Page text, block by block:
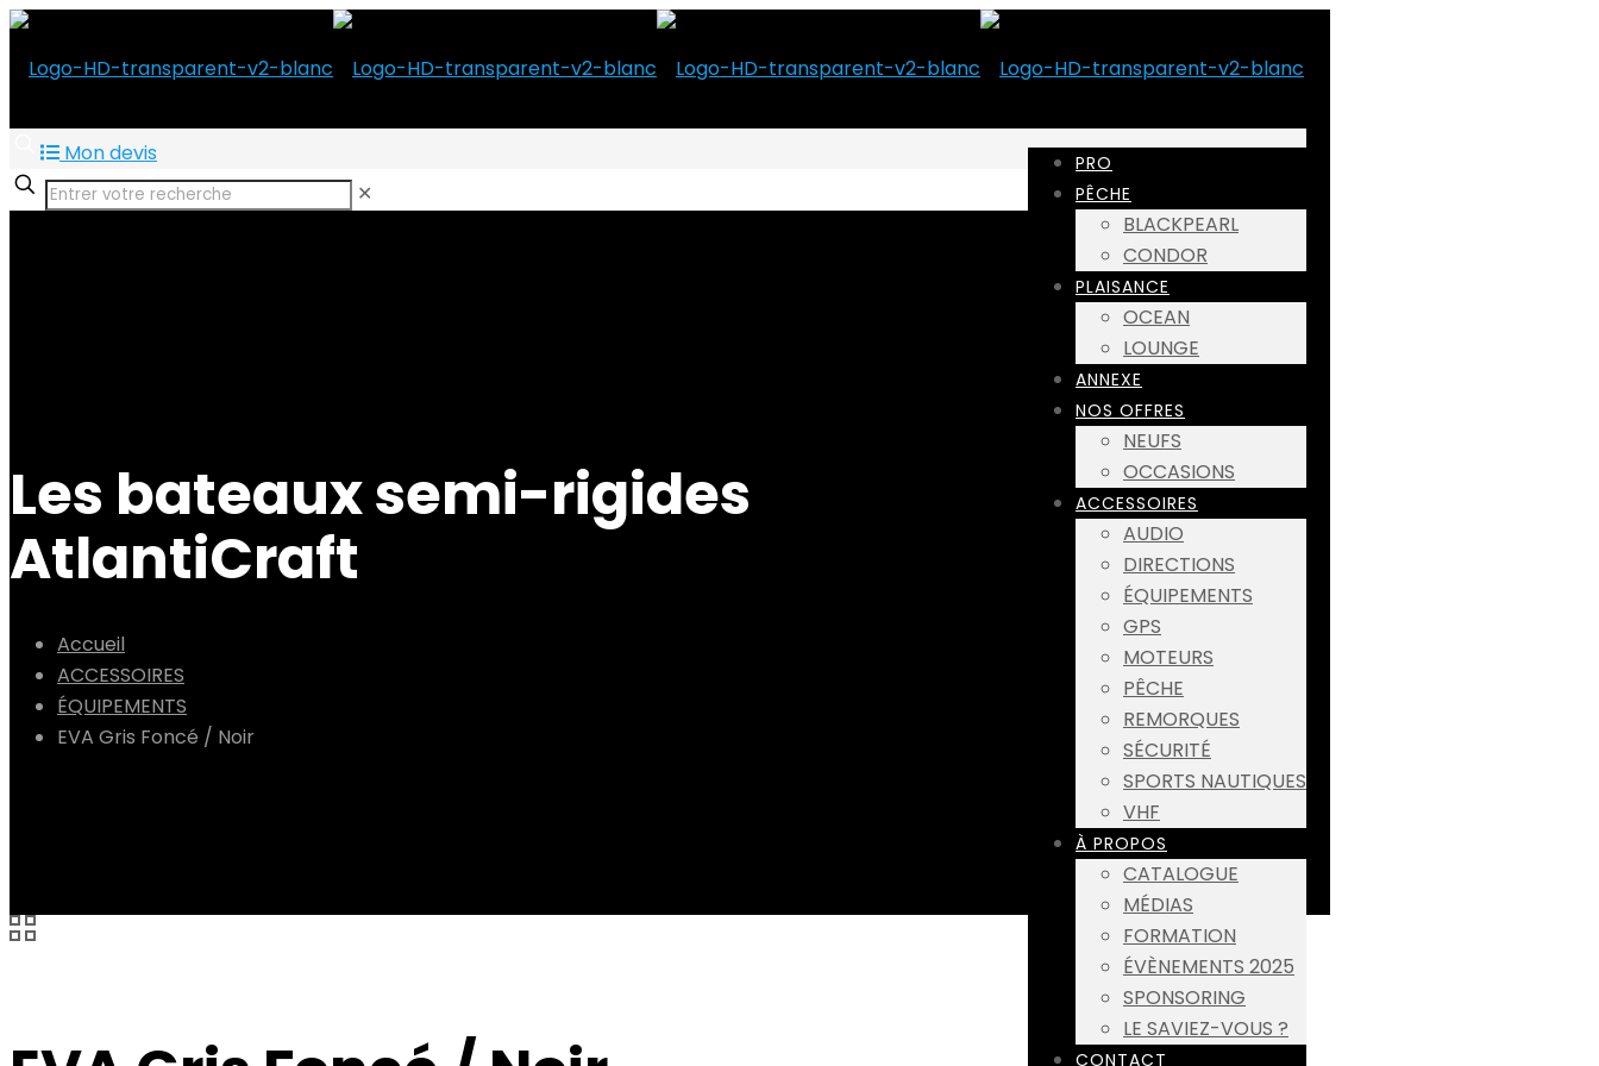
PRO
PÊCHE
BLACKPEARL
CONDOR
PLAISANCE
OCEAN
LOUNGE
ANNEXE
NOS OFFRES
NEUFS
OCCASIONS
ACCESSOIRES
AUDIO
DIRECTIONS
ÉQUIPEMENTS
GPS
MOTEURS
PÊCHE
REMORQUES
SÉCURITÉ
SPORTS NAUTIQUES
VHF
À PROPOS
CATALOGUE
MÉDIAS
FORMATION
ÉVÈNEMENTS 2025
SPONSORING
LE SAVIEZ-VOUS ?
CONTACT
Mon devis
✕
Les bateaux semi-rigides
AtlantiCraft
Accueil
ACCESSOIRES
ÉQUIPEMENTS
EVA Gris Foncé / Noir